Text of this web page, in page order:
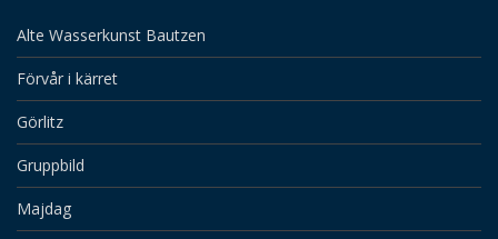
Alte Wasserkunst Bautzen
Förvår i kärret
Görlitz
Gruppbild
Majdag